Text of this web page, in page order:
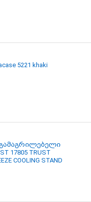
5221 khaki
17805 TRUST
COOLING STAND